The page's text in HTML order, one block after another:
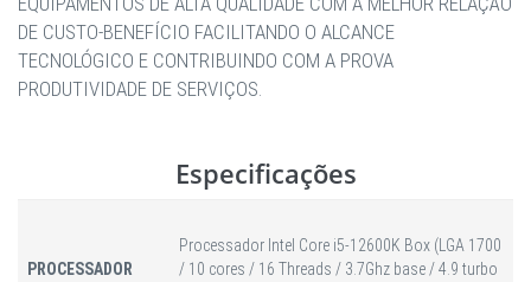
DE CUSTO-BENEFÍCIO FACILITANDO O ALCANCE
TECNOLÓGICO E CONTRIBUINDO COM A PROVA
PRODUTIVIDADE DE SERVIÇOS.
Especificações
PROCESSADOR
Processador Intel Core i5-12600K Box (LGA 1700
/ 10 cores / 16 Threads / 3.7Ghz base / 4.9 turbo